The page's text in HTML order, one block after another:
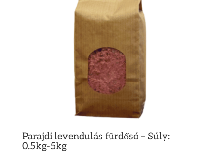
Parajdi levendulás fürdősó – Súly:
0.5kg-5kg